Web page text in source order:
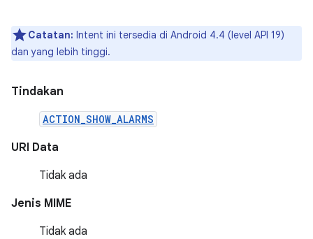
Catatan: Intent ini tersedia di Android 4.4 (level API 19)
dan yang lebih tinggi.
Tindakan
ACTION_SHOW_ALARMS
URI Data
Tidak ada
Jenis MIME
Tidak ada